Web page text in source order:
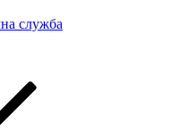
служба